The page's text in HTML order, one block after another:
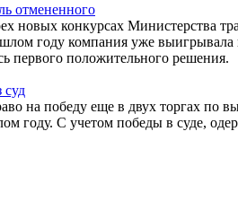
отмененного
конкурсах Министерства
году компания уже
первого положительного решения.
суд
на победу еще в двух торгах по
году. С учетом победы в суде,